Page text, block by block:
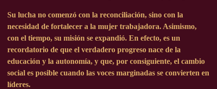
Su lucha no comenzó con la reconciliación, sino con la
necesidad de fortalecer a la mujer trabajadora. Asimismo,
con el tiempo, su misión se expandió. En efecto, es un
recordatorio de que el verdadero progreso nace de la
educación y la autonomía, y que, por consiguiente, el cambio
social es posible cuando las voces marginadas se convierten en
líderes.